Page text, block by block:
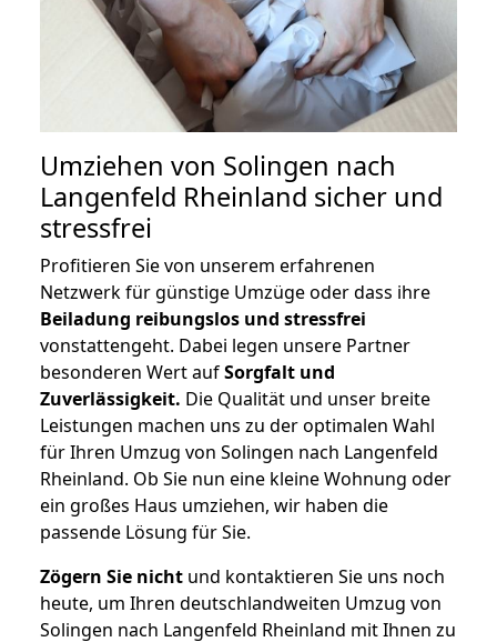
Umziehen von Solingen nach
Langenfeld Rheinland sicher und
stressfrei
Profitieren Sie von unserem erfahrenen
Netzwerk für günstige Umzüge oder dass ihre
Beiladung reibungslos und stressfrei
vonstattengeht. Dabei legen unsere Partner
besonderen Wert aufSorgfalt und
Zuverlässigkeit. Die Qualität und unser breite
Leistungen machen uns zu der optimalen Wahl
für Ihren Umzug von Solingen nach Langenfeld
Rheinland. Ob Sie nun eine kleine Wohnung oder
ein großes Haus umziehen, wir haben die
passende Lösung für Sie.
Zögern Sie nicht und kontaktieren Sie uns noch
heute, um Ihren deutschlandweiten Umzug von
Solingen nach Langenfeld Rheinland mit Ihnen zu